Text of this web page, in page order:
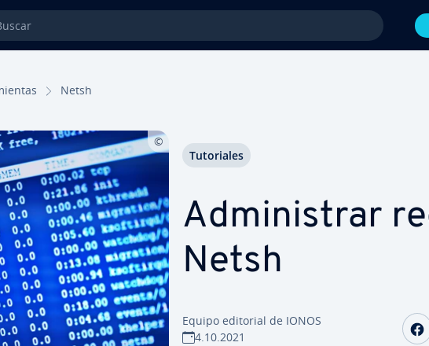
Netsh
Ad­mi­ni­s­trar
Netsh
Equipo editorial de IONOS
4.10.2021
Tu­to­ria­les